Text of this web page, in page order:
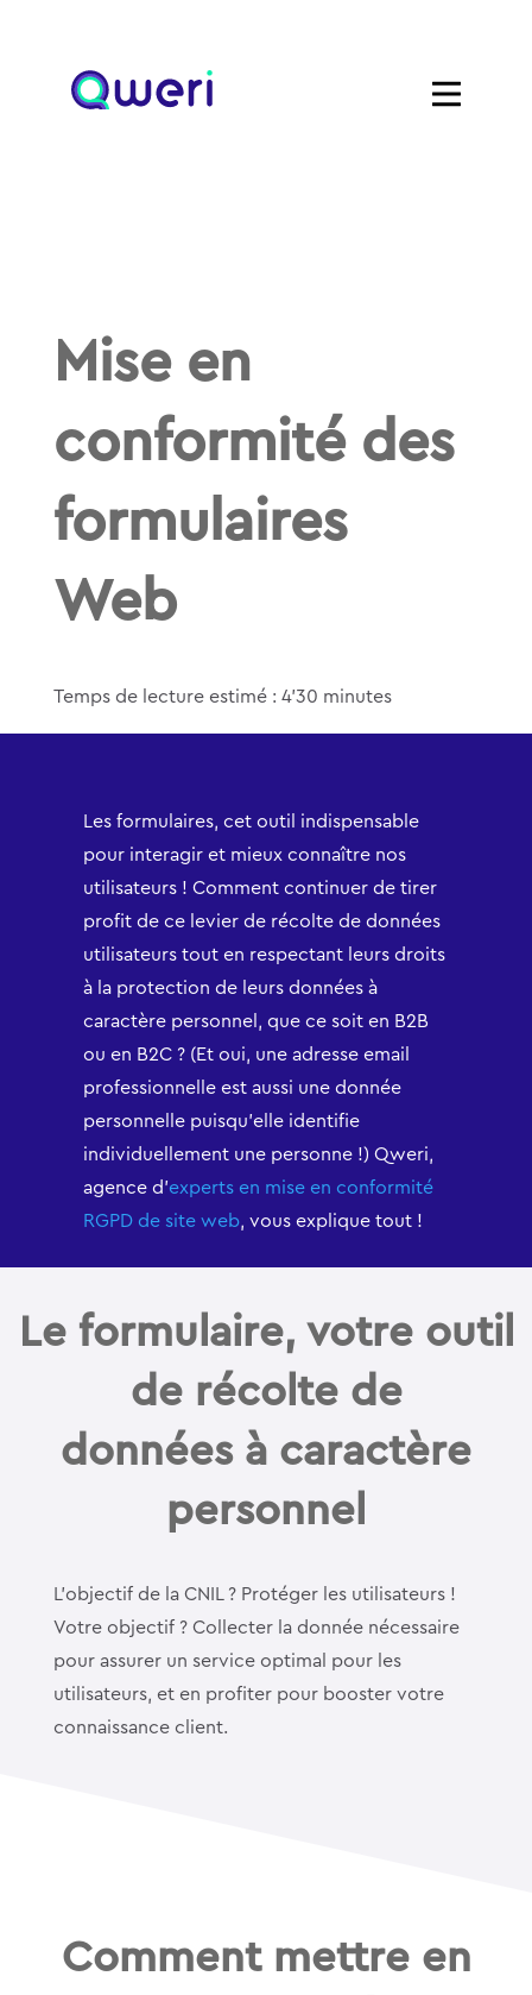
Mise en
conformité des
formulaires
Web
Temps de lecture estimé : 4’30 minutes
Les formulaires, cet outil indispensable
pour interagir et mieux connaître nos
utilisateurs ! Comment continuer de tirer
profit de ce levier de récolte de données
utilisateurs tout en respectant leurs droits
à la protection de leurs données à
caractère personnel, que ce soit en B2B
ou en B2C ? (Et oui, une adresse email
professionnelle est aussi une donnée
personnelle puisqu’elle identifie
individuellement une personne !) Qweri,
agence d’experts en mise en conformité
RGPD de site web, vous explique tout !
Le formulaire, votre outil
de récolte de
données à caractère
personnel
L’objectif de la CNIL ? Protéger les utilisateurs !
Votre objectif ? Collecter la donnée nécessaire
pour assurer un service optimal pour les
utilisateurs, et en profiter pour booster votre
connaissance client.
Comment mettre en